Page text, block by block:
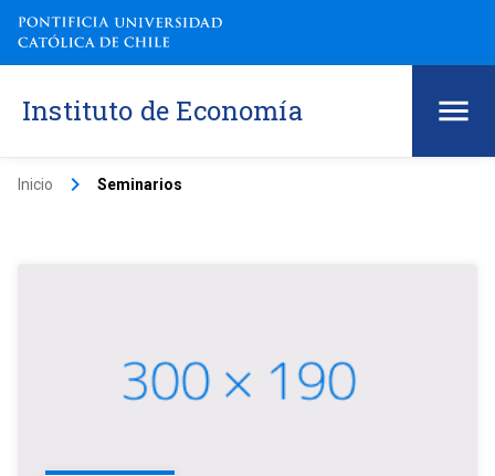
Instituto de Economía
Inicio keyboard_arrow_right Seminarios